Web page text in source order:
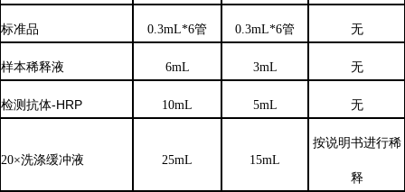
标准品 0.3mL*6管 0.3mL*6管 无
样本稀释液 6mL 3mL 无
检测抗体-HRP 10mL 5mL 无
20×洗涤缓冲液 25mL 15mL
按说明书进行稀
释